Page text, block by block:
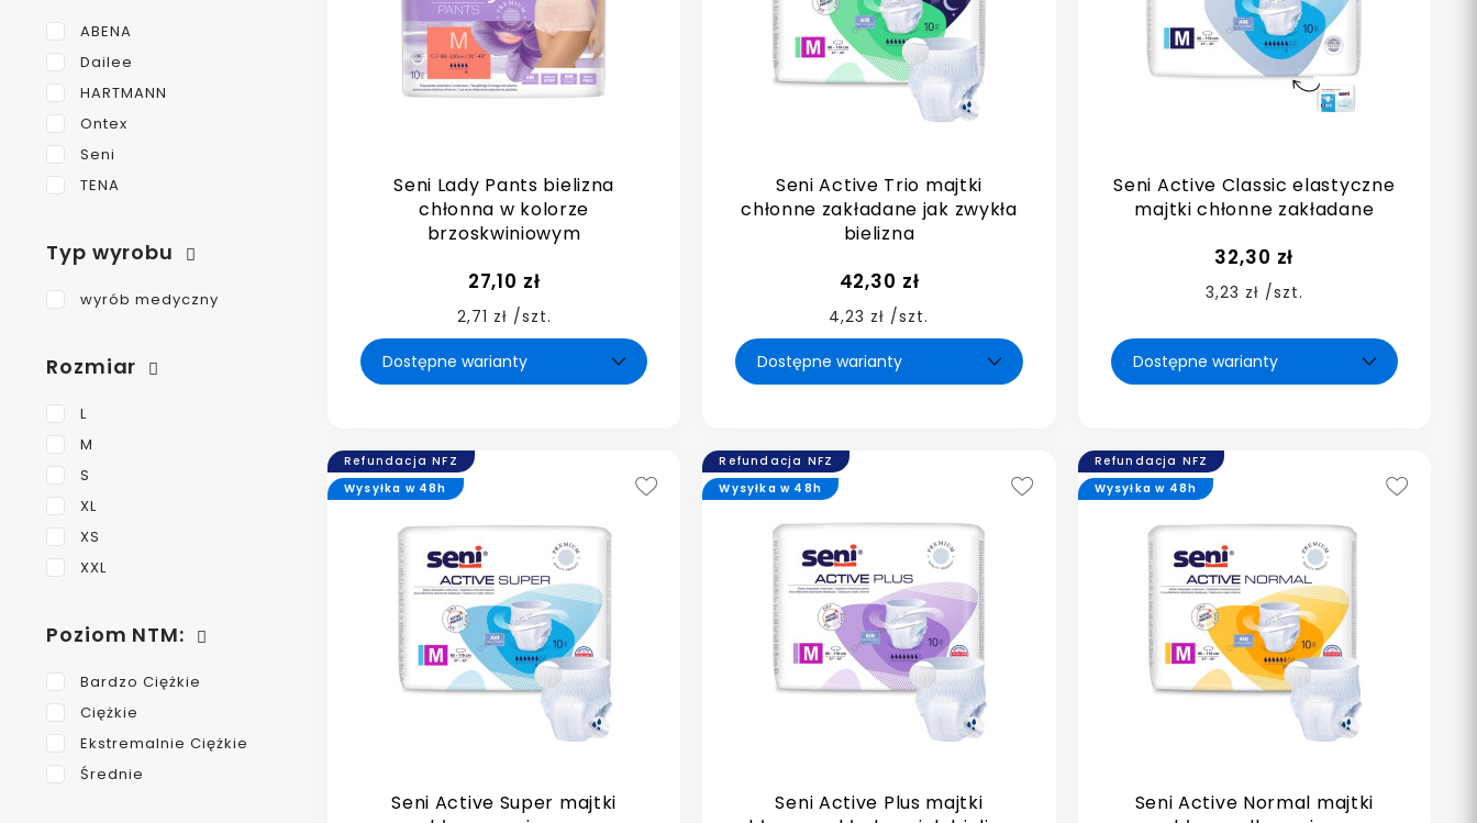
ABENA
Dailee
HARTMANN
Ontex
Seni
TENA
Typ wyrobu
wyrób medyczny
Rozmiar
L
M
S
XL
XS
XXL
Poziom NTM:
Bardzo Ciężkie
Ciężkie
Ekstremalnie Ciężkie
Średnie
Seni Lady Pants bielizna
chłonna w kolorze
brzoskwiniowym
27,10 zł
2,71 zł /szt.
Seni Active Trio majtki
chłonne zakładane jak zwykła
bielizna
42,30 zł
4,23 zł /szt.
Seni Active Classic elastyczne
majtki chłonne zakładane
32,30 zł
3,23 zł /szt.
Refundacja NFZ
Seni Active Super majtki
Wysyłka w 48h
Refundacja NFZ
Seni Active Plus majtki
Wysyłka w 48h
Refundacja NFZ
Seni Active Normal majtki
Wysyłka w 48h